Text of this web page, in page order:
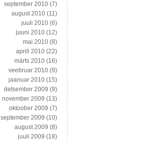
september 2010 (7)
august 2010 (11)
juuli 2010 (6)
juuni 2010 (12)
mai 2010 (8)
aprill 2010 (22)
märts 2010 (16)
veebruar 2010 (9)
jaanuar 2010 (15)
detsember 2009 (9)
november 2009 (13)
oktoober 2009 (7)
september 2009 (10)
august 2009 (8)
juuli 2009 (18)